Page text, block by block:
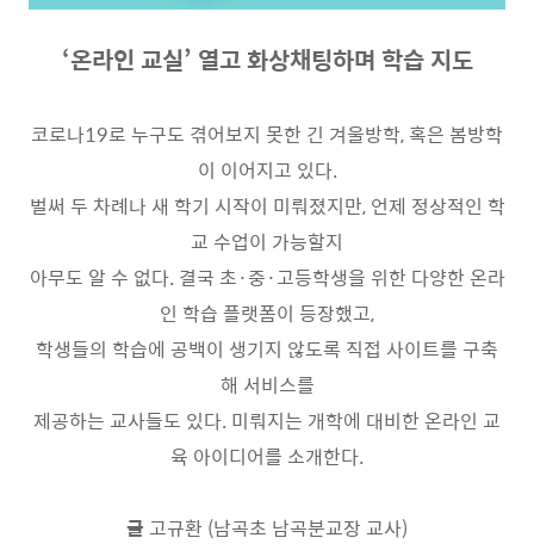
‘온라인 교실’ 열고 화상채팅하며 학습 지도
코로나19로 누구도 겪어보지 못한 긴 겨울방학,혹은 봄방학
이 이어지고 있다.
벌써 두 차례나 새 학기 시작이 미뤄졌지만, 언제 정상적인 학
교 수업이 가능할지
아무도 알 수 없다. 결국 초·중·고등학생을 위한 다양한 온라
인 학습 플랫폼이 등장했고,
학생들의 학습에 공백이 생기지 않도록 직접 사이트를 구축
해 서비스를
제공하는 교사들도 있다. 미뤄지는 개학에 대비한 온라인 교
육 아이디어를 소개한다.
글 고규환 (남곡초 남곡분교장 교사)